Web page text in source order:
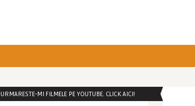
URMARESTE-MI FILMELE PE YOUTUBE. CLICK AICI!